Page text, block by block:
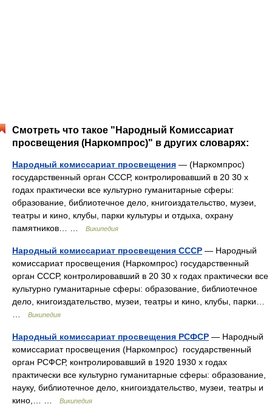
Смотреть что такое "Народный Комиссариат
просвещения (Наркомпрос)" в других словарях:
Народный комиссариат просвещения — (Наркомпрос)
государственный орган СССР, контролировавший в 20 30 х
годах практически все культурно гуманитарные сферы:
образование, библиотечное дело, книгоиздательство, музеи,
театры и кино, клубы, парки культуры и отдыха, охрану
памятников… …
Википедия
Народный комиссариат просвещения СССР — Народный
комиссариат просвещения (Наркомпрос) государственный
орган СССР, контролировавший в 20 30 х годах практически все
культурно гуманитарные сферы: образование, библиотечное
дело, книгоиздательство, музеи, театры и кино, клубы, парки…
Википедия
Народный комиссариат просвещения РСФСР — Народный
комиссариат просвещения (Наркомпрос) государственный
орган РСФСР, контролировавший в 1920 1930 х годах
практически все культурно гуманитарные сферы: образование,
науку, библиотечное дело, книгоиздательство, музеи, театры и
кино,… …
Википедия